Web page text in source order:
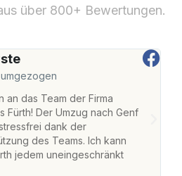
über 800+ Bewertungen.
an das Team der Firma
Fürth! Der Umzug nach Genf
dank der
des Teams. Ich kann
jedem uneingeschränkt